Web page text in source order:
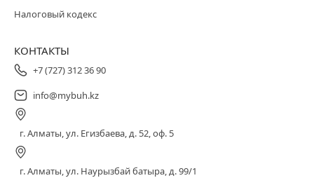
Налоговый кодекс
КОНТАКТЫ
+7 (727) 312 36 90
info@mybuh.kz
г. Алматы, ул. Егизбаева, д. 52, оф. 5
г. Алматы, ул. Наурызбай батыра, д. 99/1